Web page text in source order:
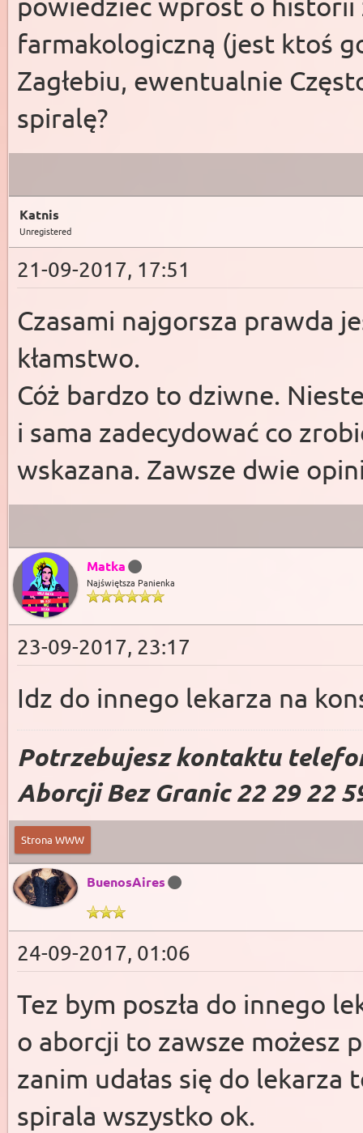
farmakologiczną (jest ktoś
Zagłebiu, ewentualnie
spiralę?
Katnis
Unregistered
21-09-2017, 17:51
Czasami najgorsza prawda
kłamstwo.
Cóż bardzo to dziwne.
i sama zadecydować co
wskazana. Zawsze dwie
Matka
Najświętsza Panienka
23-09-2017, 23:17
Idz do innego lekarza na
Potrzebujesz kontaktu
Aborcji Bez Granic 22 29 22
Strona WWW
BuenosAires
24-09-2017, 01:06
Tez bym poszła do innego
o aborcji to zawsze możesz
zanim udałas się do
spirala wszystko ok.